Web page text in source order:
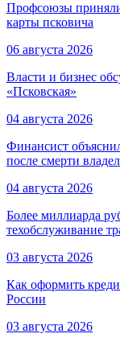
Профсоюзы
карты псковича
06 августа 2026
Власти и бизнес
«Псковская»
04 августа 2026
Финансист
после смерти
04 августа 2026
Более миллиарда
техобслуживание
03 августа 2026
Как оформить
России
03 августа 2026